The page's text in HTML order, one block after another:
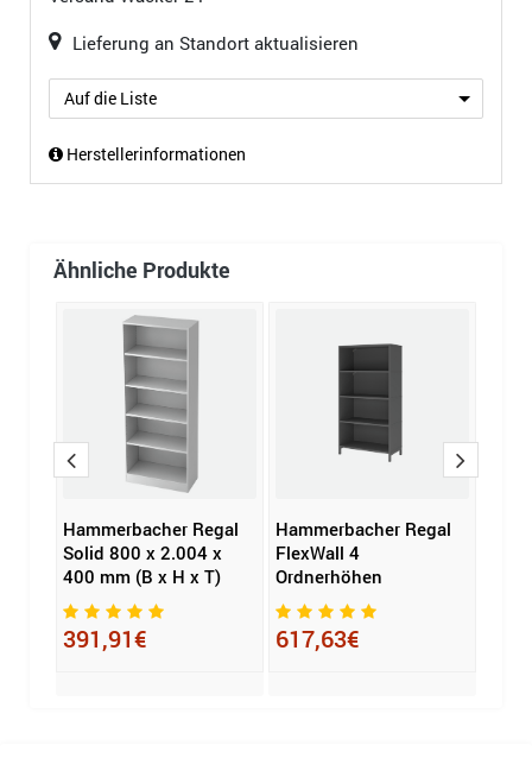
Lieferung an Standort aktualisieren
Auf die Liste
Herstellerinformationen
Ähnliche Produkte
Hammerbacher Regal
Solid 800 x 2.004 x
400 mm (B x H x T)
391,91€
Hammerbacher Regal
FlexWall 4
Ordnerhöhen
617,63€